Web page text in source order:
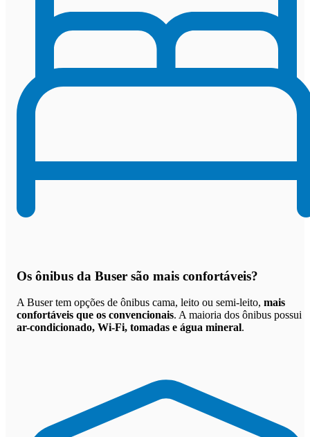
Os ônibus da Buser são mais confortáveis?
A Buser tem opções de ônibus cama, leito ou semi-leito, mais
confortáveis que os convencionais. A maioria dos ônibus possui
ar-condicionado, Wi-Fi, tomadas e água mineral.